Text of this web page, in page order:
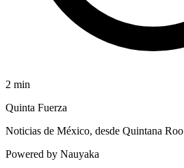
2 min
Quinta Fuerza
Noticias de México, desde Quintana Roo
Powered by Nauyaka